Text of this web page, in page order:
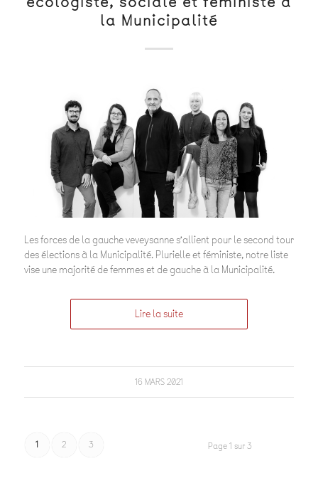
la Municipalité
Les forces de la gauche veveysanne s’allient pour le second tour
des élections à la Municipalité. Plurielle et féministe, notre liste
vise une majorité de femmes et de gauche à la Municipalité.
Lire la suite
16 MARS 2021
Page 1 sur 3
1 2 3